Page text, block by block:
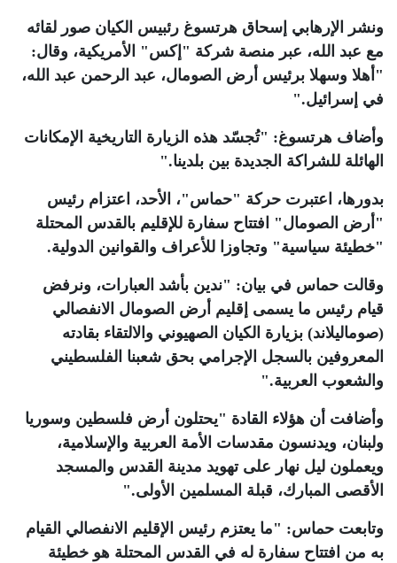
ونشر الإرهابي إسحاق هرتسوغ رئبيس الكيان صور لقائه
مع عبد الله، عبر منصة شركة "إكس" الأمريكية، وقال:
"أهلا وسهلا برئيس أرض الصومال، عبد الرحمن عبد الله،
في إسرائيل".
وأضاف هرتسوغ: "تُجسّد هذه الزيارة التاريخية الإمكانات
الهائلة للشراكة الجديدة بين بلدينا".
بدورها، اعتبرت حركة "حماس"، الأحد، اعتزام رئيس
"أرض الصومال" افتتاح سفارة للإقليم بالقدس المحتلة
"خطيئة سياسية" وتجاوزا للأعراف والقوانين الدولية.
وقالت حماس في بيان: "ندين بأشد العبارات، ونرفض
قيام رئيس ما يسمى إقليم أرض الصومال الانفصالي
(صوماليلاند) بزيارة الكيان الصهيوني والالتقاء بقادته
المعروفين بالسجل الإجرامي بحق شعبنا الفلسطيني
والشعوب العربية".
وأضافت أن هؤلاء القادة "يحتلون أرض فلسطين وسوريا
ولبنان، ويدنسون مقدسات الأمة العربية والإسلامية،
ويعملون ليل نهار على تهويد مدينة القدس والمسجد
الأقصى المبارك، قبلة المسلمين الأولى".
وتابعت حماس: "ما يعتزم رئيس الإقليم الانفصالي القيام
به من افتتاح سفارة له في القدس المحتلة هو خطيئة